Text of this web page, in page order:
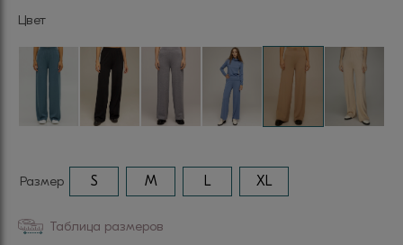
Цвет
Размер S M L XL
Таблица размеров